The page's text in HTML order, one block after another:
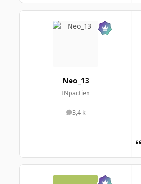
Neo_13
INpactien
3,4 k
messages